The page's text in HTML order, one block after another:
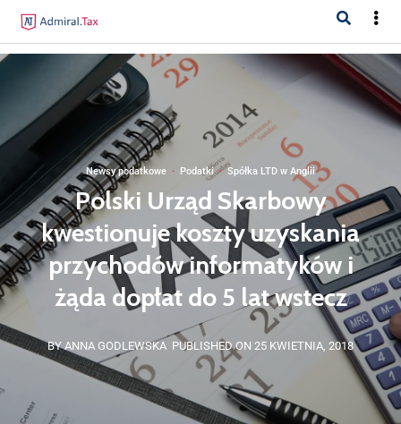
Newsy podatkowe · Podatki·Spółka LTD w Anglii
Polski Urząd Skarbowy
kwestionuje koszty uzyskania
przychodów informatyków i
żąda dopłat do 5 lat wstecz
BY ANNA GODLEWSKA PUBLISHED ON 25 KWIETNIA, 2018